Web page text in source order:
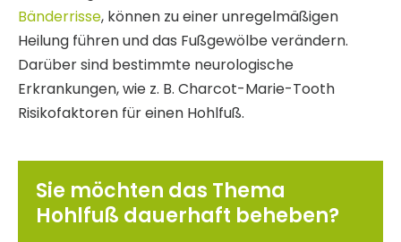
Bänderrisse, können zu einer unregelmäßigen
Heilung führen und das Fußgewölbe verändern.
Darüber sind bestimmte neurologische
Erkrankungen, wie z. B. Charcot-Marie-Tooth
Risikofaktoren für einen Hohlfuß.
Sie möchten das Thema
Hohlfuß dauerhaft beheben?